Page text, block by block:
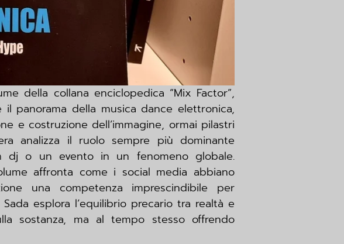
della collana enciclopedica “Mix Factor”,
panorama della musica dance elettronica,
e costruzione dell’immagine, ormai pilastri
analizza il ruolo sempre più dominante
dj o un evento in un fenomeno globale.
affronta come i social media abbiano
una competenza imprescindibile per
esplora l’equilibrio precario tra realtà e
sostanza, ma al tempo stesso offrendo